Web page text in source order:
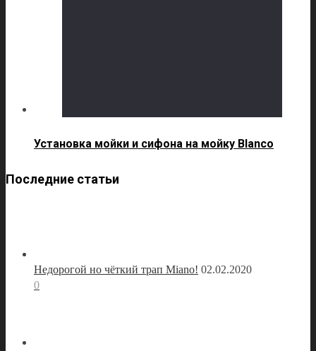
Установка мойки и сифона на мойку Blanco
Последние статьи
Недорогой но чёткий трап Miano! 02.02.2020
0